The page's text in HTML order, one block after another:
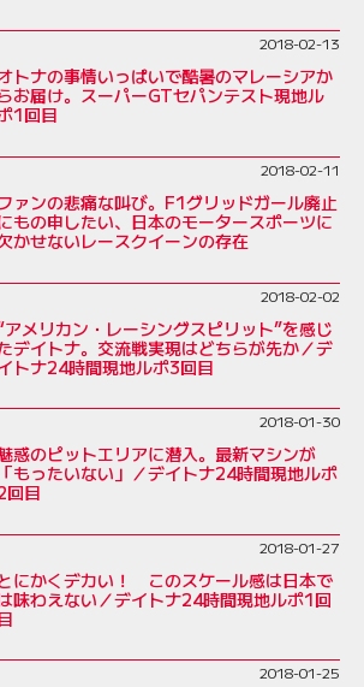
2018-02-13
トナの事情いっぱいで酷暑のマレーシアか
お届け。スーパーGTセパンテスト現地ル
1回目
2018-02-11
ァンの悲痛な叫び。F1グリッドガール廃止
もの申したい、日本のモータースポーツに
かせないレースクイーンの存在
2018-02-02
アメリカン・レーシングスピリット”を感じ
デイトナ。交流戦実現はどちらが先か／デ
トナ24時間現地ルポ3回目
2018-01-30
惑のピットエリアに潜入。最新マシンが
「もったいない」／デイトナ24時間現地ルポ
回目
2018-01-27
にかくデカい！ このスケール感は日本で
味わえない／デイトナ24時間現地ルポ1回
2018-01-25